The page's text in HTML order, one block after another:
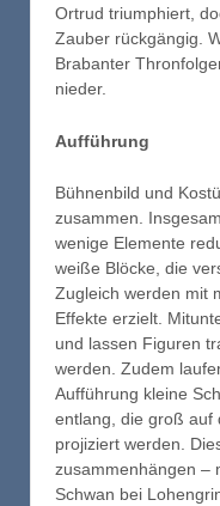
Ortrud triumphiert,
Zauber rückgängig.
Brabanter
nieder.
Aufführung
Bühnenbild und
zusammen.
wenige Elemente
weiße Blöcke, die
Zugleich werden mit
Effekte erzielt.
und lassen Figuren
werden. Zudem
Aufführung kleine
entlang, die groß auf
projiziert werden.
zusammenhängen –
Schwan bei